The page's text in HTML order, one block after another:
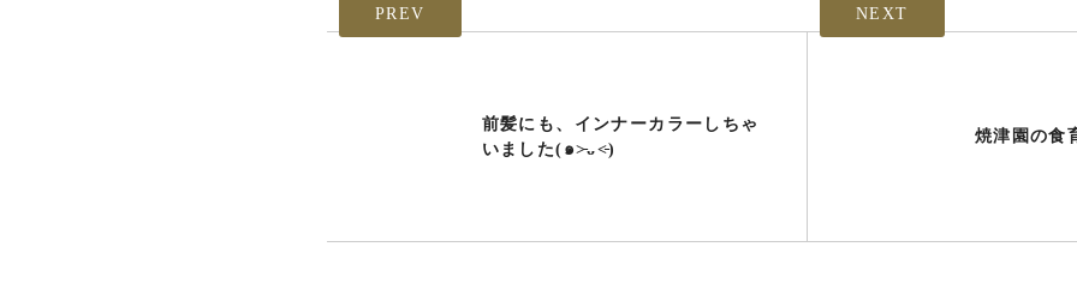
PREV
前髪にも、インナーカラーしちゃ
いました(๑˃̵ᴗ˂̵)
NEXT
焼津園の食